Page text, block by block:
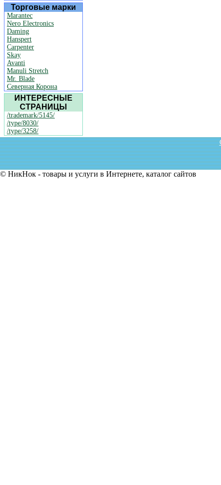
Торговые марки
Marantec
Nero Electronics
Daming
Hanspert
Carpenter
Skay
Avanti
Manuli Stretch
Mr. Blade
Северная Корона
ИНТЕРЕСНЫЕ
СТРАНИЦЫ
/trademark/5145/
/type/8030/
/type/3258/
© НикНок - товары и услуги в Интернете, каталог сайтов